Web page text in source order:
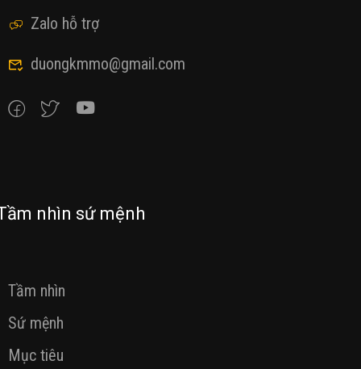
Zalo hỗ trợ
duongkmmo@gmail.com
nhìn sứ mệnh
Tầm nhìn
Sứ mệnh
Mục tiêu